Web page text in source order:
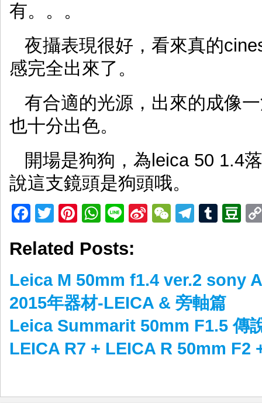
有。。。
夜攝表現很好，看來真的
感完全出來了。
有合適的光源，出來的成像
也十分出色。
開場是狗狗，為leica 50 1.4
說這支鏡頭是狗頭哦。
Facebook
TwitterPinterest
WhatsApp
LineSinaWeChat
Related Posts:
Leica M 50mm f1.4 ver.2 sony
2015年器材-LEICA & 旁軸篇
Leica Summarit 50mm F1.5 傳
LEICA R7 + LEICA R 50mm